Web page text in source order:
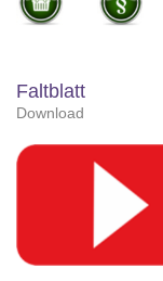
Faltblatt
Download